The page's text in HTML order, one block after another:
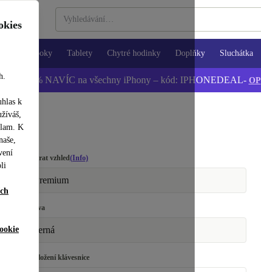
k
K
Notebooky Tablety Chytré hodinky Doplňky Sluchátka
📱 -5 % NAVÍC na všechny iPhony – kód: IPHONEDEAL- OP
Vybrat vzhled (Info)
Premium
Barva
černá
Rozložení klávesnice